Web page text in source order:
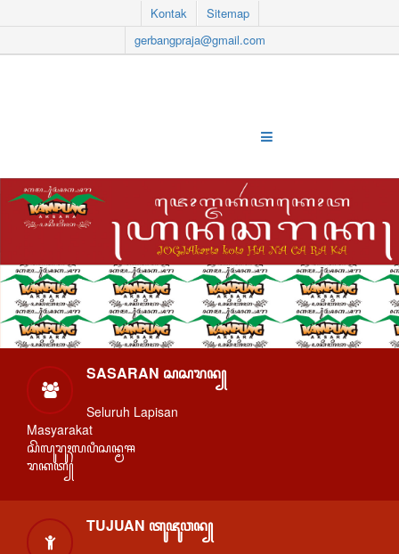
Kontak
Sitemap
gerbangpraja@gmail.com
SASARAN ꦱꦱꦫꦤ꧀
Seluruh Lapisan
Masyarakat
ꦱꦼꦭꦸꦫꦸꦃꦭꦥꦶꦱꦤ꧀ꦩꦯ
ꦫꦏꦠ꧀
TUJUAN ꦠꦸꦗꦸꦮꦤ꧀